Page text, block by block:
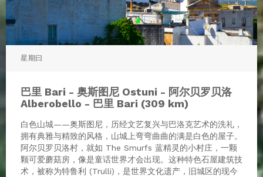
星期曰
巴里 Bari - 奥斯图尼 Ostuni - 阿尔贝罗贝洛
Alberobello - 巴里 Bari (309 km)
白色山城——奥斯图尼，历经文艺复兴与巴洛克艺术的洗礼，
拥有典雅与精致的风格，山城上弯弯曲曲的满是白色的屋子。
阿尔贝罗贝洛村，就如 The Smurfs 蓝精灵的小村庄，一颗
颗可爱蘑菇房，像是童话世界才会出现。这种特色石屋建筑技
术，被称为特鲁利 (Trulli)，是世界文化遗产，旧城区的现今